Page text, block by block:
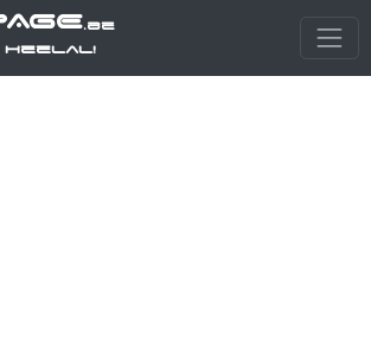
.be
heelal!